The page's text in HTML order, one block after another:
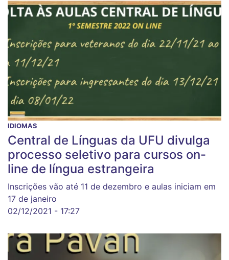
IDIOMAS
Central de Línguas da UFU divulga
processo seletivo para cursos on-
line de língua estrangeira
Inscrições vão até 11 de dezembro e aulas iniciam em
17 de janeiro
02/12/2021 - 17:27